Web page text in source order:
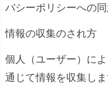
バシーポリシーへの
情報の収集のされ方
個人（ユーザー）に
通じて情報を収集し